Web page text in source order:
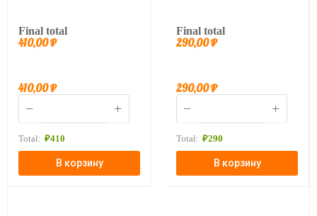
Final total
410,00₽
410,00₽
Total: ₽410
В корзину
Final total
290,00₽
290,00₽
Total: ₽290
В корзину